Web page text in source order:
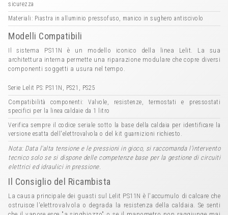
sicurezza
Materiali: Piastra in alluminio pressofuso, manico in sughero antiscivolo
Modelli Compatibili
Il sistema PS11N è un modello iconico della linea Lelit. La sua
architettura interna permette una riparazione modulare che copre diversi
componenti soggetti a usura nel tempo.
Serie Lelit PS: PS11N, PS21, PS25
Compatibilità componenti: Valvole, resistenze, termostati e pressostati
specifici per la linea caldaie da 1 litro
Verifica sempre il codice seriale sotto la base della caldaia per identificare la
versione esatta dell'elettrovalvola o del kit guarnizioni richiesto.
Nota: Data l'alta tensione e le pressioni in gioco, si raccomanda l'intervento
tecnico solo se si dispone delle competenze base per la gestione di circuiti
elettrici ed idraulici in pressione.
Il Consiglio del Ricambista
La causa principale dei guasti sul Lelit PS11N è l'accumulo di calcare che
ostruisce l'elettrovalvola o degrada la resistenza della caldaia. Se senti